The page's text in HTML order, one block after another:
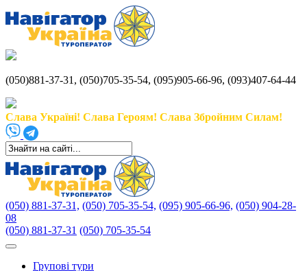
(050)881-37-31, (050)705-35-54, (095)905-66-96, (093)407-64-44
Слава Україні! Слава Героям! Слава Збройним Силам!
(050) 881-37-31, (050) 705-35-54, (095) 905-66-96, (050) 904-28-
08
(050) 881-37-31 (050) 705-35-54
Групові тури